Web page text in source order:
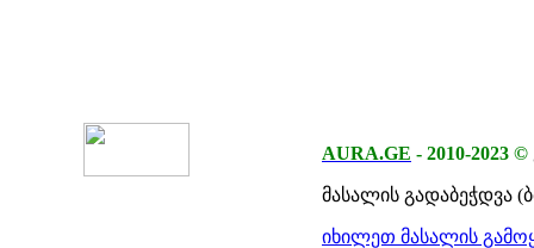
AURA.GE - 2010-2023 ©
მასალის გადაბეჭდვა
იხილეთ მასალის